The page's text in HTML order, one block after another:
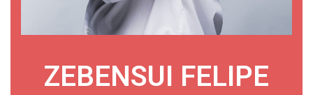
ZEBENSUI FELIPE